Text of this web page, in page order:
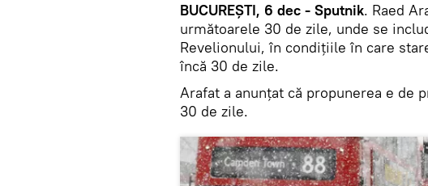
BUCUREȘTI, 6 dec - Sputnik. Raed
următoarele 30 de zile, unde se
Revelionului, în condițiile în care
încă 30 de zile.
Arafat a anunțat că propunerea e de
30 de zile.